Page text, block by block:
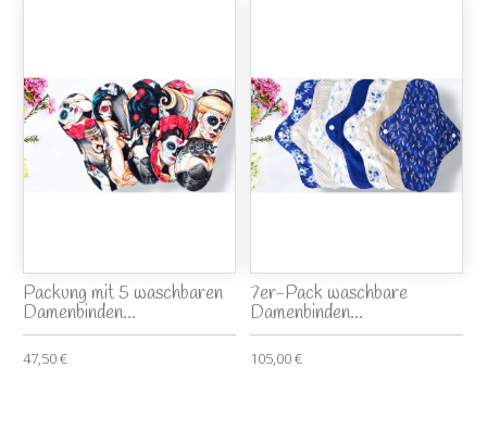
Packung mit 5 waschbaren
Damenbinden...
47,50 €
7er-Pack waschbare
Damenbinden...
105,00 €